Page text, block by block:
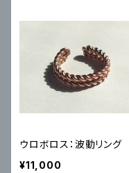
ウロボロス：波動リング
¥11,000